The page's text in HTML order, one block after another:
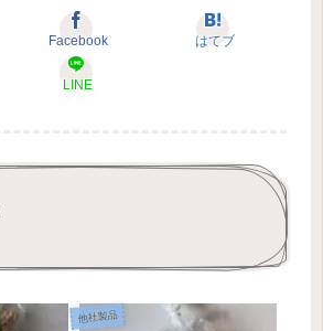
Facebook はてブ
LINE
他社製品